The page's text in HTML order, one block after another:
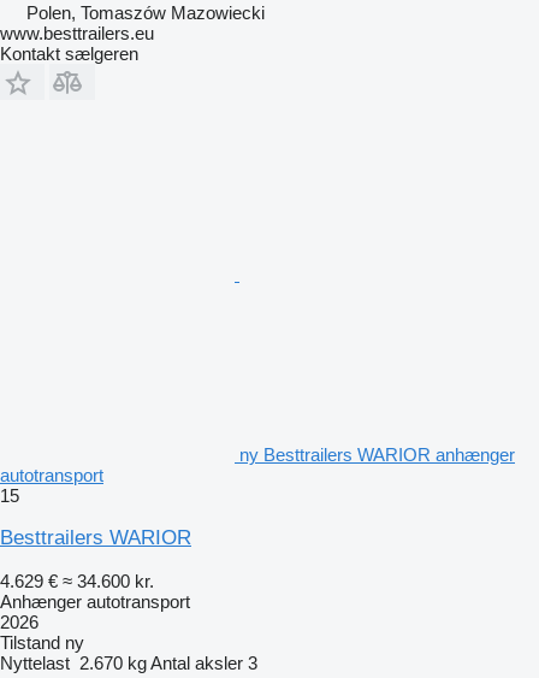
Polen, Tomaszów Mazowiecki
www.besttrailers.eu
Kontakt sælgeren
ny Besttrailers WARIOR anhænger
autotransport
15
Besttrailers WARIOR
4.629 € ≈ 34.600 kr.
Anhænger autotransport
2026
Tilstand ny
Nyttelast 2.670 kgAntal aksler 3